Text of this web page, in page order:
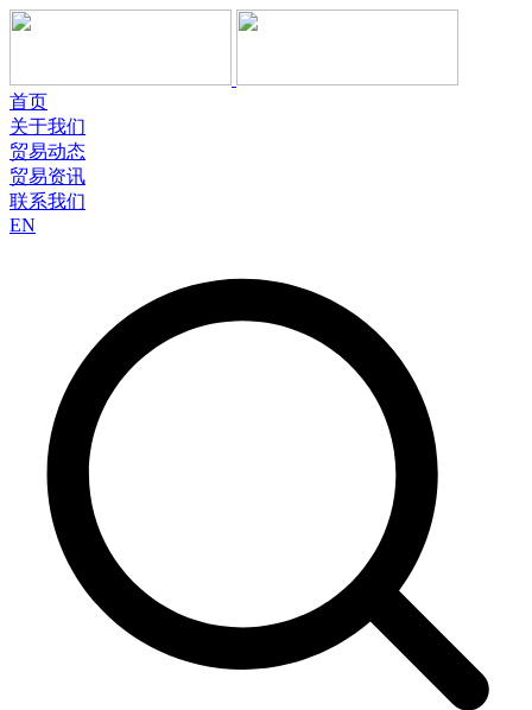
首页
关于我们
贸易动态
贸易资讯
联系我们
EN